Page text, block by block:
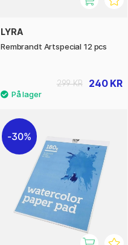
LYRA
Rembrandt Artspecial 12 pcs
240 KR
299 KR
30%